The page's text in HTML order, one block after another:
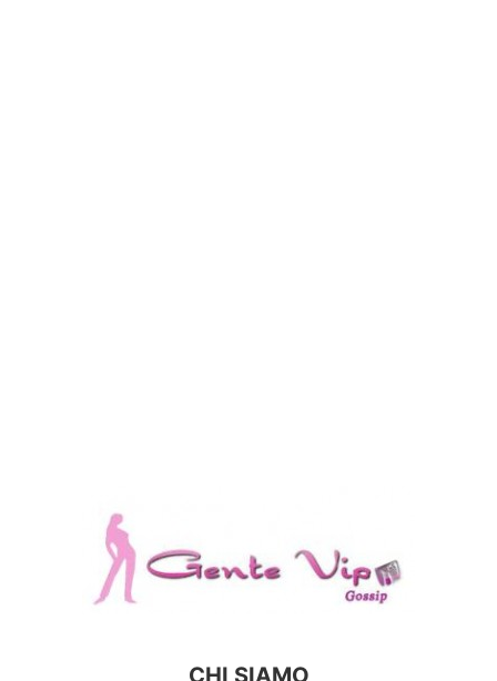
CHI SIAMO